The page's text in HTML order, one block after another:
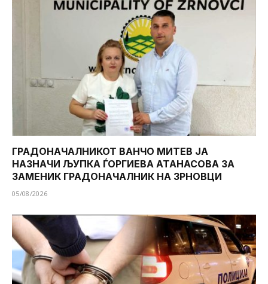
ГРАДОНАЧАЛНИКОТ ВАНЧО МИТЕВ ЈА
НАЗНАЧИ ЉУПКА ЃОРГИЕВА АТАНАСОВА ЗА
ЗАМЕНИК ГРАДОНАЧАЛНИК НА ЗРНОВЦИ
05/08/2026